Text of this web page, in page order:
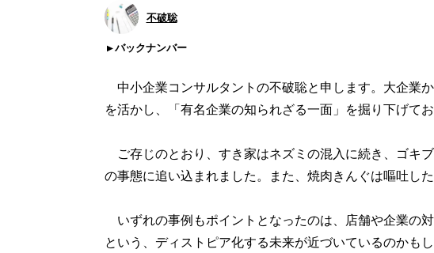
不破聡
バックナンバー
中小企業コンサルタントの不破聡と申します。大企業
を活かし、「有名企業の知られざる一面」を掘り下げてお
ご存じのとおり、すき家はネズミの混入に続き、ゴキ
の事態に追い込まれました。また、焼肉きんぐは嘔吐し
いずれの事例もポイントとなったのは、店舗や企業の
という、ディストピア化する未来が近づいているのかもし